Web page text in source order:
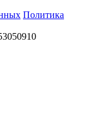
Политикa